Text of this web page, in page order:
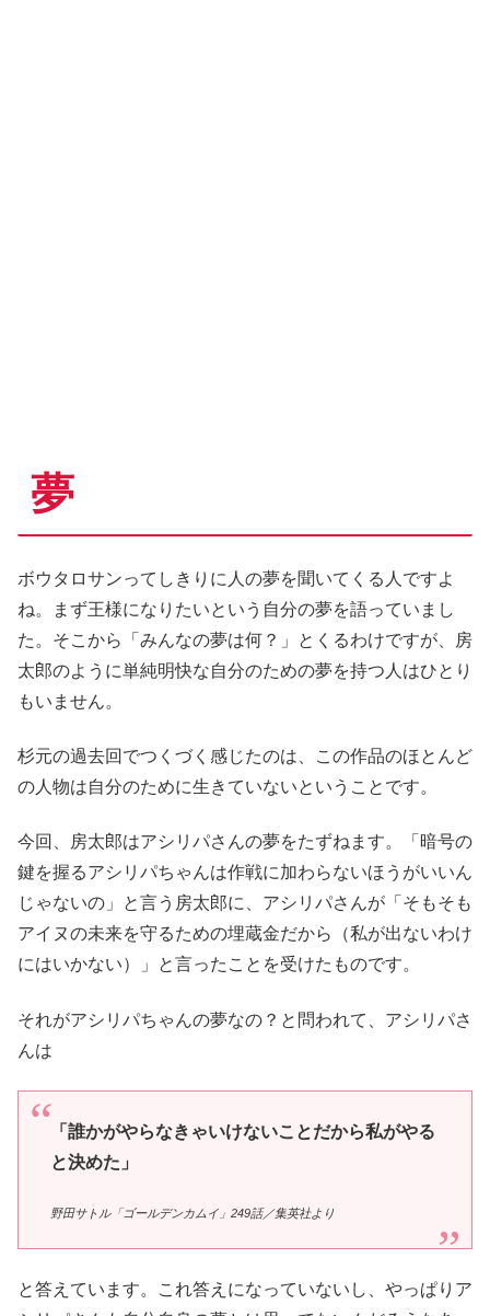
夢
ボウタロサンってしきりに人の夢を聞いてくる人ですよ
ね。まず王様になりたいという自分の夢を語っていまし
た。そこから「みんなの夢は何？」とくるわけですが、房
太郎のように単純明快な自分のための夢を持つ人はひとり
もいません。
杉元の過去回でつくづく感じたのは、この作品のほとんど
の人物は自分のために生きていないということです。
今回、房太郎はアシリパさんの夢をたずねます。「暗号の
鍵を握るアシリパちゃんは作戦に加わらないほうがいいん
じゃないの」と言う房太郎に、アシリパさんが「そもそも
アイヌの未来を守るための埋蔵金だから（私が出ないわけ
にはいかない）」と言ったことを受けたものです。
それがアシリパちゃんの夢なの？と問われて、アシリパさ
んは
「誰かがやらなきゃいけないことだから私がやる
と決めた」
野田サトル「ゴールデンカムイ」249話／集英社より
と答えています。これ答えになっていないし、やっぱりア